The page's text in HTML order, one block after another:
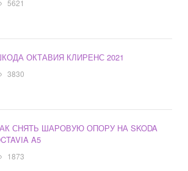
5621
ОКТАВИЯ КЛИРЕНС 2021
3830
СНЯТЬ ШАРОВУЮ ОПОРУ НА SKODA
A5
1873